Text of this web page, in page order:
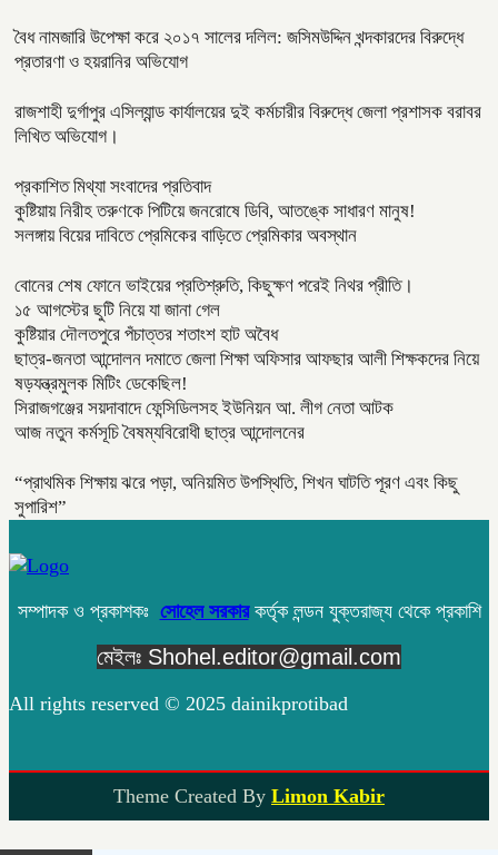
বৈধ নামজারি উপেক্ষা করে ২০১৭ সালের দলিল: জসিমউদ্দিন খন্দকারদের বিরুদ্ধে
প্রতারণা ও হয়রানির অভিযোগ
রাজশাহী দুর্গাপুর এসিল্যান্ড কার্যালয়ের দুই কর্মচারীর বিরুদ্ধে জেলা প্রশাসক বরাবর
লিখিত অভিযোগ।
প্রকাশিত মিথ্যা সংবাদের প্রতিবাদ
কুষ্টিয়ায় নিরীহ তরুণকে পিটিয়ে জনরোষে ডিবি, আতঙ্কে সাধারণ মানুষ!
সলঙ্গায় বিয়ের দাবিতে প্রেমিকের বাড়িতে প্রেমিকার অবস্থান
বোনের শেষ ফোনে ভাইয়ের প্রতিশ্রুতি, কিছুক্ষণ পরেই নিথর প্রীতি।
১৫ আগস্টের ছুটি নিয়ে যা জানা গেল
কুষ্টিয়ার দৌলতপুরে পঁচাত্তর শতাংশ হাট অবৈধ
ছাত্র-জনতা আন্দোলন দমাতে জেলা শিক্ষা অফিসার আফছার আলী শিক্ষকদের নিয়ে
ষড়যন্ত্রমুলক মিটিং ডেকেছিল!
সিরাজগঞ্জের সয়দাবাদে ফেন্সিডিলসহ ইউনিয়ন আ. লীগ নেতা আটক
আজ নতুন কর্মসূচি বৈষম্যবিরোধী ছাত্র আন্দোলনের
“প্রাথমিক শিক্ষায় ঝরে পড়া, অনিয়মিত উপস্থিতি, শিখন ঘাটতি পূরণ এবং কিছু
সুপারিশ”
সম্পাদক ও প্রকাশকঃ সোহেল সরকারকর্তৃক লন্ডন যুক্তরাজ্য থেকে প্রকাশি
মেইলঃ Shohel.editor@gmail.com
All rights reserved © 2025 dainikprotibad
Theme Created By Limon Kabir